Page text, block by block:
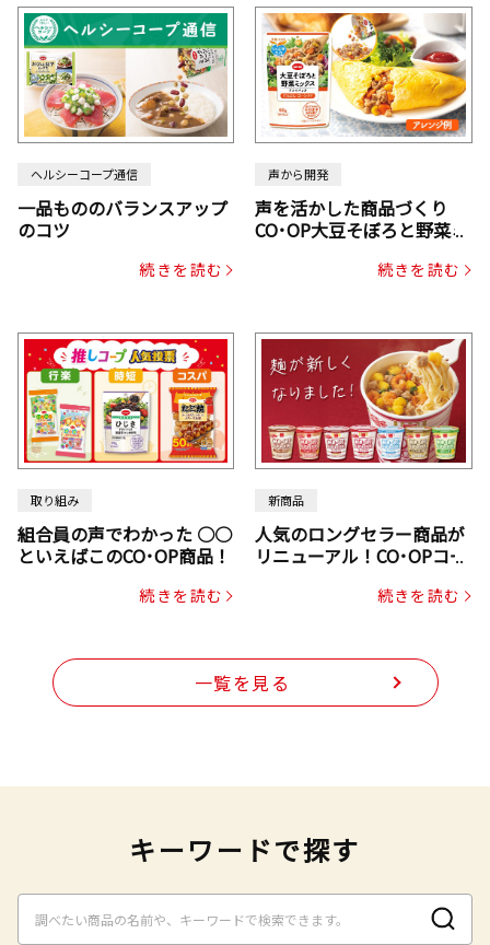
ヘルシーコープ通信
一品もののバランスアップ
のコツ
続きを読む
声から開発
声を活かした商品づくり
CO･OP大豆そぼろと野菜ミ
じん・コーン入り）続きを読む
取り組み
組合員の声でわかった ○○
といえばこのCO･OP商品！
続きを読む
新商品
人気のロングセラー商品が
リニューアル！CO･OPコー
続きを読む
一覧を見る
キーワードで探す